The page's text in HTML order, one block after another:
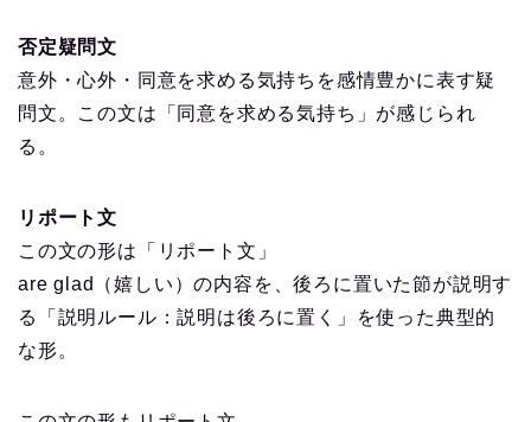
否定疑問文
意外・心外・同意を求める気持ちを感情豊かに表す疑
問文。この文は「同意を求める気持ち」が感じられ
る。
リポート文
この文の形は「リポート文」
are glad（嬉しい）の内容を、後ろに置いた節が説明す
る「説明ルール：説明は後ろに置く」を使った典型的
な形。